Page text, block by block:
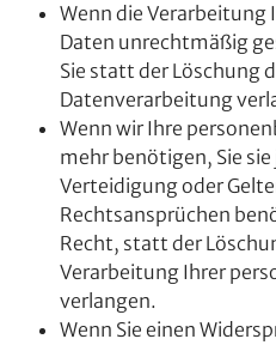
Wenn die Verarbeitung
Daten unrechtmäßig
Sie statt der Löschung
Datenverarbeitung
Wenn wir Ihre
mehr benötigen, Sie
Verteidigung oder
Rechtsansprüchen
Recht, statt der
Verarbeitung Ihrer
verlangen.
Wenn Sie einen